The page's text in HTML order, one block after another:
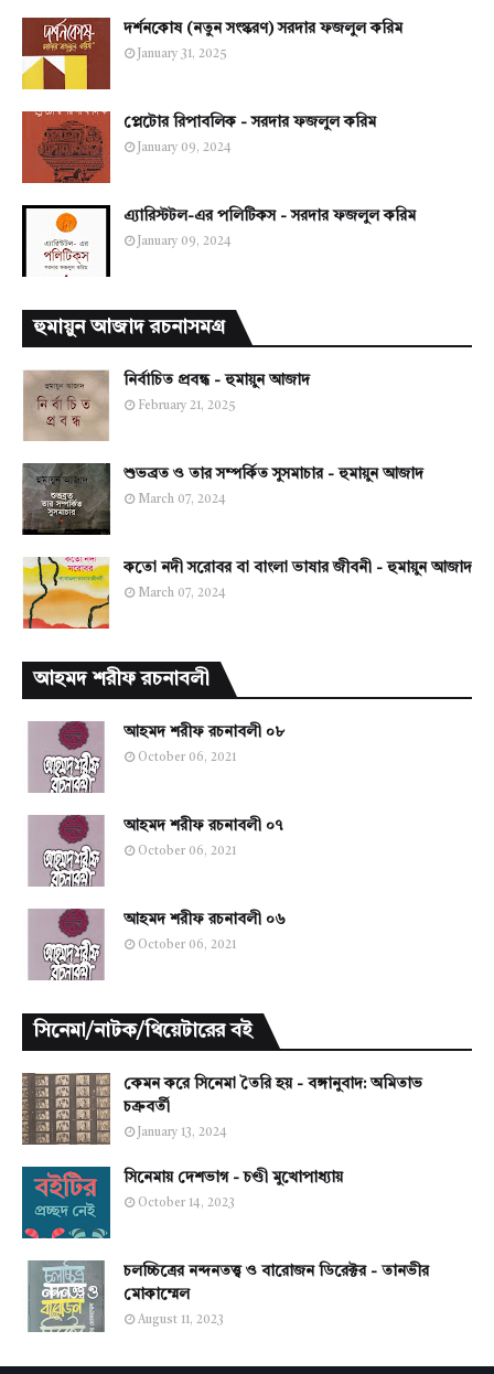
দর্শনকোষ (নতুন সংস্করণ) সরদার ফজলুল করিম
January 31, 2025
প্লেটোর রিপাবলিক - সরদার ফজলুল করিম
January 09, 2024
এ্যারিস্টটল-এর পলিটিকস - সরদার ফজলুল করিম
January 09, 2024
হুমায়ুন আজাদ রচনাসমগ্র
নির্বাচিত প্রবন্ধ - হুমায়ুন আজাদ
February 21, 2025
শুভব্রত ও তার সম্পর্কিত সুসমাচার - হুমায়ুন আজাদ
March 07, 2024
কতো নদী সরোবর বা বাংলা ভাষার জীবনী - হুমায়ুন আজাদ
March 07, 2024
আহমদ শরীফ রচনাবলী
আহমদ শরীফ রচনাবলী ০৮
October 06, 2021
আহমদ শরীফ রচনাবলী ০৭
October 06, 2021
আহমদ শরীফ রচনাবলী ০৬
October 06, 2021
সিনেমা/নাটক/থিয়েটারের বই
কেমন করে সিনেমা তৈরি হয় - বঙ্গানুবাদ: অমিতাভ
চক্রবর্তী
January 13, 2024
সিনেমায় দেশভাগ - চণ্ডী মুখোপাধ্যায়
October 14, 2023
চলচ্চিত্রের নন্দনতত্ত্ব ও বারোজন ডিরেক্টর - তানভীর
মোকাম্মেল
August 11, 2023